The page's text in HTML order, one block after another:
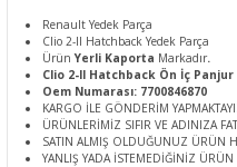
Renault Yedek Parça
Clio 2-II Hatchback Yedek Parça
ÜrünYerli Kaporta Markadır.
Clio 2-II Hatchback Ön İç Panjur
Oem Numarası: 7700846870
KARGO İLE GÖNDERİM
ÜRÜNLERİMİZ SIFIR VE ADINIZA
SATIN ALMIŞ OLDUĞUNUZ ÜRÜN
YANLIŞ YADA İSTEMEDİĞİNİZ